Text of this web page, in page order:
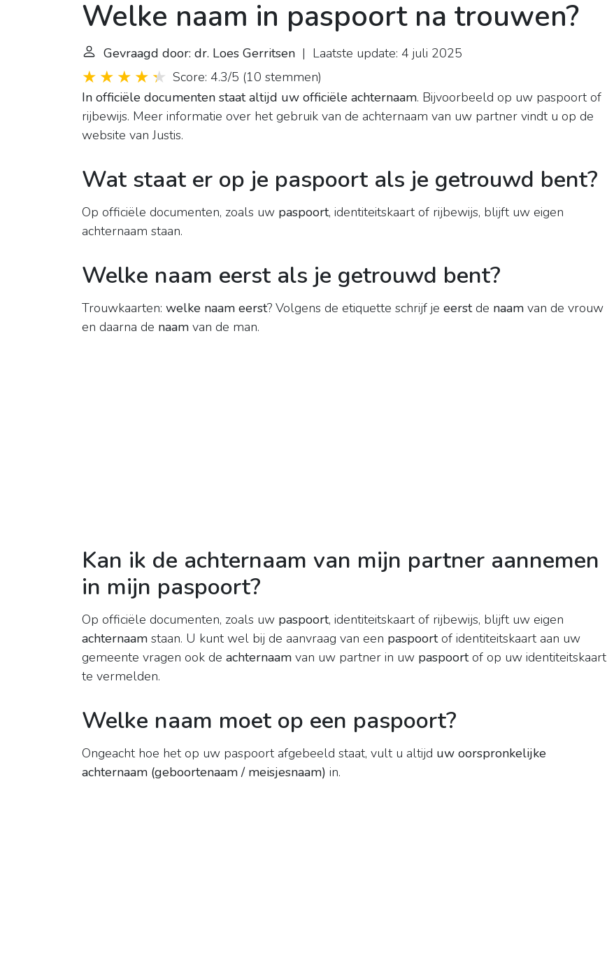
Welke naam in paspoort na trouwen?
Gevraagd door: dr. Loes Gerritsen | Laatste update: 4 juli 2025
Score: 4.3/5 (10 stemmen)
In officiële documenten staat altijd uw officiële achternaam. Bijvoorbeeld op uw paspoort of
rijbewijs. Meer informatie over het gebruik van de achternaam van uw partner vindt u op de
website van Justis.
Wat staat er op je paspoort als je getrouwd bent?
Op officiële documenten, zoals uw paspoort, identiteitskaart of rijbewijs, blijft uw eigen
achternaam staan.
Welke naam eerst als je getrouwd bent?
Trouwkaarten: welke naam eerst? Volgens de etiquette schrijf je eerstde naam van de vrouw
en daarna de naam van de man.
Kan ik de achternaam van mijn partner aannemen
in mijn paspoort?
Op officiële documenten, zoals uw paspoort, identiteitskaart of rijbewijs, blijft uw eigen
achternaam staan. U kunt wel bij de aanvraag van een paspoortof identiteitskaart aan uw
gemeente vragen ook de achternaam van uw partner in uw paspoortof op uw identiteitskaart
te vermelden.
Welke naam moet op een paspoort?
Ongeacht hoe het op uw paspoort afgebeeld staat, vult u altijd uw oorspronkelijke
achternaam (geboortenaam / meisjesnaam) in.